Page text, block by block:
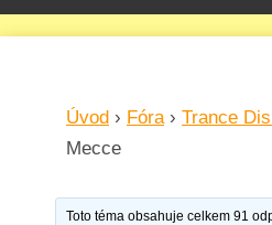
Úvod › Fóra › Trance
Mecce
Toto téma obsahuje celkem 91